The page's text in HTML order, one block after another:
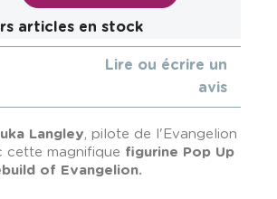
articles en stock
Lire ou écrire un
avis
Langley, pilote de l'Evangelion
cette magnifique figurine Pop Up
of Evangelion.